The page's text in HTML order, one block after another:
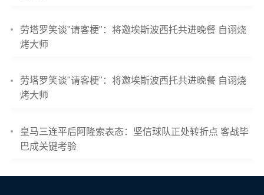
劳塔罗笑谈"请客梗"：将邀埃斯波西托共进晚餐 自诩烧
烤大师
劳塔罗笑谈"请客梗"：将邀埃斯波西托共进晚餐 自诩烧
烤大师
皇马三连平后阿隆索表态：坚信球队正处转折点 客战毕
巴成关键考验